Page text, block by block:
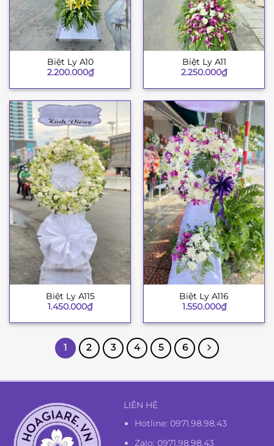
Biệt Ly A10
2.200.000₫
Biệt Ly A11
2.250.000₫
Biệt Ly A115
1.450.000₫
Biệt Ly A116
1.550.000₫
1 2 3 4 5 6
LIÊN HỆ
Hotline:0971.98.98.43
Zalo: 0971.98.98.43